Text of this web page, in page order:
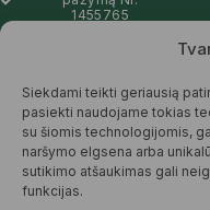
Siekdami teikti geriausią
pasiekti naudojame tokias
su šiomis technologijomis,
naršymo elgsena arba
sutikimo atšaukimas gali
funkcijas.
1455765
09:00 - 19:00